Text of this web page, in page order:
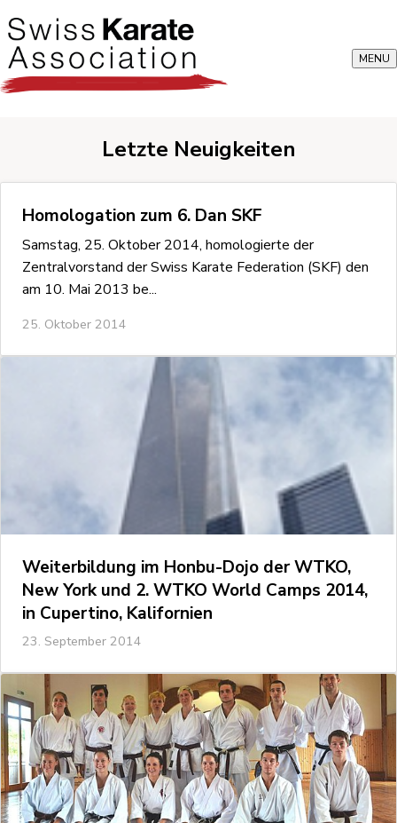
MENU
Letzte Neuigkeiten
Homologation zum 6. Dan SKF
Samstag, 25. Oktober 2014, homologierte der
Zentralvorstand der Swiss Karate Federation (SKF) den
am 10. Mai 2013 be...
25. Oktober 2014
Weiterbildung im Honbu-Dojo der WTKO,
New York und 2. WTKO World Camps 2014,
in Cupertino, Kalifornien
23. September 2014